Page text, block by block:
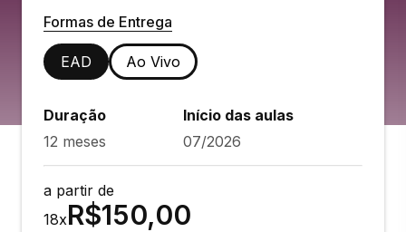
Formas de Entrega
EAD Ao Vivo
Duração
12 meses
Início das aulas
07/2026
a partir de
18xR$150,00